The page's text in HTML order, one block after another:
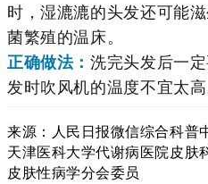
时，湿漉漉的头发还可能
菌繁殖的温床。
正确做法：洗完头发后一
发时吹风机的温度不宜太高
来源：人民日报微信综合科普
天津医科大学代谢病医院皮肤
皮肤性病学分会委员